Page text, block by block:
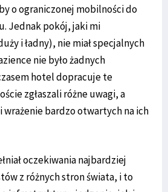
o ograniczonej mobilności do
Jednak pokój, jaki mi
i ładny), nie miał specjalnych
nie było żadnych
hotel dopracuje te
zgłaszali różne uwagi, a
wrażenie bardzo otwartych na ich
oczekiwania najbardziej
z różnych stron świata, i to